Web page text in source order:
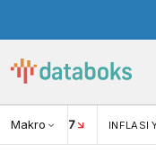
Makro
USD/IDR 17 INFLASI